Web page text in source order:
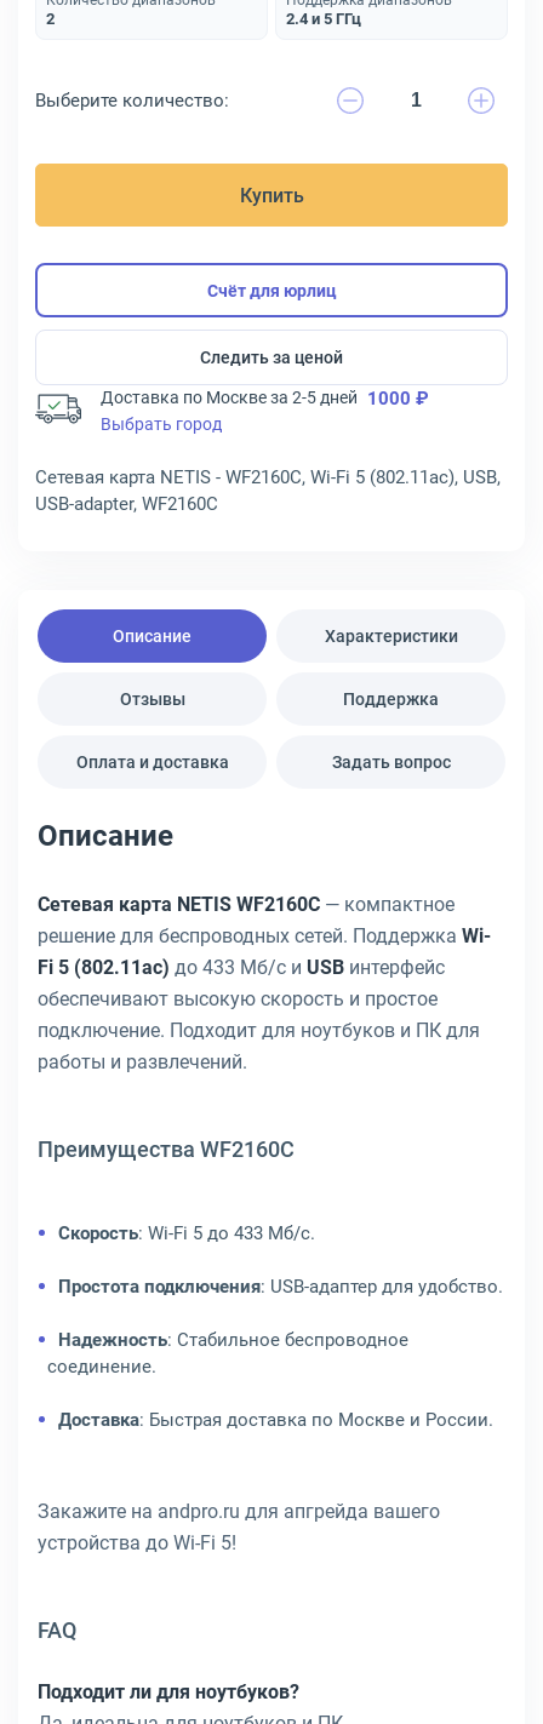
2 2.4 и 5 ГГц
Выберите количество:
Купить
Счёт для юрлиц
Следить за ценой
Доставка по Москве за 2-5 дней 1000 ₽
Выбрать город
Сетевая карта NETIS - WF2160C, Wi-Fi 5 (802.11ac), USB,
USB-adapter, WF2160C
Описание Характеристики
Отзывы Поддержка
Оплата и доставка Задать вопрос
Описание
Сетевая карта NETIS WF2160C — компактное
решение для беспроводных сетей. Поддержка Wi-
Fi 5 (802.11ac) до 433 Мб/с и USB интерфейс
обеспечивают высокую скорость и простое
подключение. Подходит для ноутбуков и ПК для
работы и развлечений.
Преимущества WF2160C
Скорость: Wi-Fi 5 до 433 Мб/с.
Простота подключения: USB-адаптер для удобство.
Надежность: Стабильное беспроводное
соединение.
Доставка: Быстрая доставка по Москве и России.
Закажите на andpro.ru для апгрейда вашего
устройства до Wi-Fi 5!
FAQ
Подходит ли для ноутбуков?